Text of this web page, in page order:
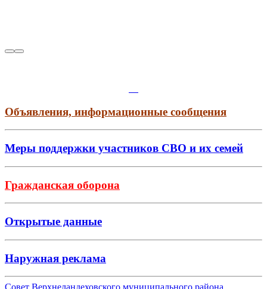
Объявления, информационные сообщения
Меры поддержки участников СВО и их семей
Гражданская оборона
Открытые данные
Наружная реклама